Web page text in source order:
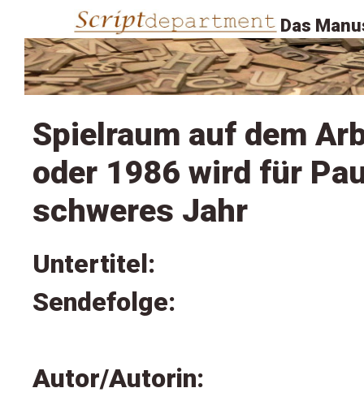
Das
Spielraum auf dem
oder 1986 wird für
schweres Jahr
Untertitel:
Sendefolge:
Autor/Autorin: